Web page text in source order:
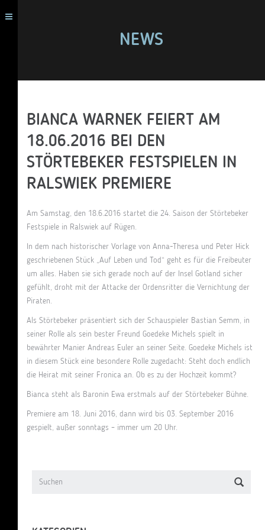
NEWS
BIANCA WARNEK FEIERT AM
18.06.2016 BEI DEN
STÖRTEBEKER FESTSPIELEN IN
RALSWIEK PREMIERE
Am Samstag, den 18.6.2016 startet die 24. Saison der Störtebeker
Festspiele in Ralswiek auf Rügen.
In dem nach historischer Vorlage von Anna-Theresa und Peter Hick
geschriebenen Stück „Auf Leben und Tod“ geht es für die Freibeuter
um alles. Haben sie sich gerade noch auf der Insel Gotland sicher
gefühlt, droht mit der Attacke der Ordensritter die Vernichtung der
Piraten.
Als Störtebeker präsentiert sich der Schauspieler Bastian Semm, in
seiner Rolle als sein bester Freund Goedeke Michels spielt in
bewährter Manier Andreas Euler an seiner Seite. Goedeke Michels ist
in diesem Stück eine besondere Rolle zugedacht: Steht doch endlich
die Heirat mit seiner Fronica an. Ob es zu der Hochzeit kommt?
Bianca steht als Baronin Ewa erstmals auf der Störtebeker Bühne.
Premiere am 18. Juni 2016, dann wird bis 03. September 2016
gespielt, außer sonntags – immer um 20 Uhr.